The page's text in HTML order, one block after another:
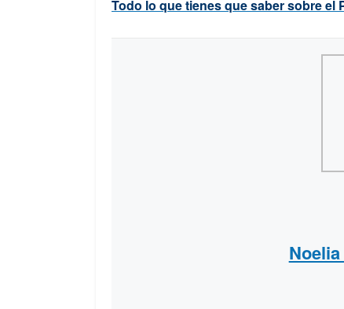
Todo lo que tienes que saber sobre el